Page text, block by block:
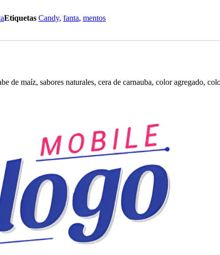
Etiquetas Candy, fanta, mentos
de maíz, sabores naturales, cera de carnauba, color agregado,